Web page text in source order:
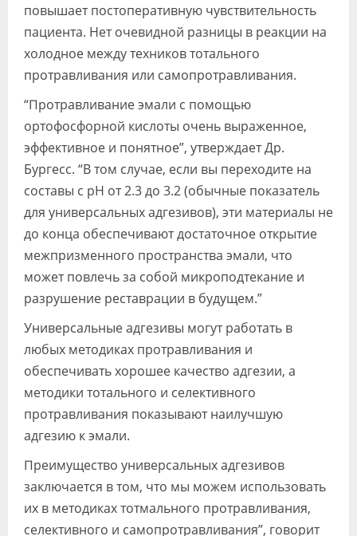
повышает постоперативную чувствительность
пациента. Нет очевидной разницы в реакции на
холодное между техников тотального
протравливания или самопротравливания.
“Протравливание эмали с помощью
ортофосфорной кислоты очень выраженное,
эффективное и понятное”, утверждает Др.
Бургесс. “В том случае, если вы переходите на
составы с pH от 2.3 до 3.2 (обычные показатель
для универсальных адгезивов), эти материалы не
до конца обеспечивают достаточное открытие
межпризменного пространства эмали, что
может повлечь за собой микроподтекание и
разрушение реставрации в будущем.”
Универсальные адгезивы могут работать в
любых методиках протравливания и
обеспечивать хорошее качество адгезии, а
методики тотального и селективного
протравливания показывают наилучшую
адгезию к эмали.
Преимущество универсальных адгезивов
заключается в том, что мы можем использовать
их в методиках тотмального протравливания,
селективного и самопротравливания”, говорит